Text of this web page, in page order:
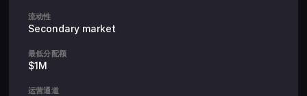
流动性
Secondary market
最低分配额
$1M
运营通道